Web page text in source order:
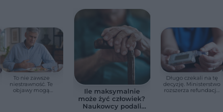
To nie zawsze
niestrawność. Te
objawy mogą
Ile maksymalnie
może żyć człowiek?
Naukowcy podali
Długo czekali na tę
decyzję. Ministerstwo
rozszerza refundację